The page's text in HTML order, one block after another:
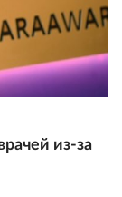
из-за